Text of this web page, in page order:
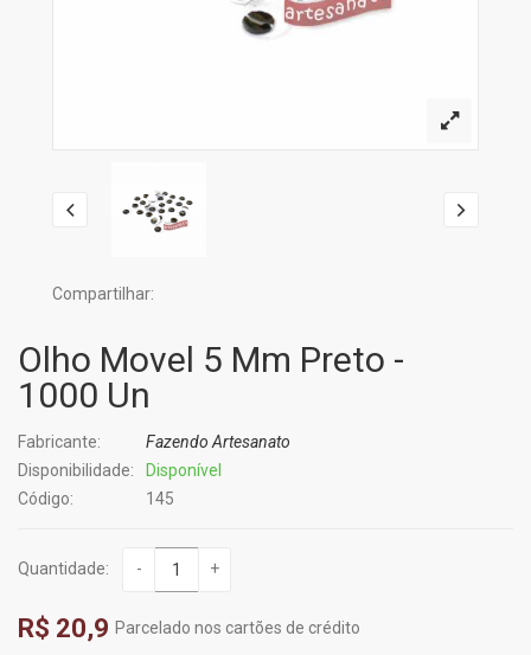
Compartilhar:
Olho Movel 5 Mm Preto -
1000 Un
Fabricante:
Fazendo Artesanato
Disponibilidade:
Disponível
Código:
145
Quantidade: - +
R$ 20,9 Parcelado nos cartões de crédito